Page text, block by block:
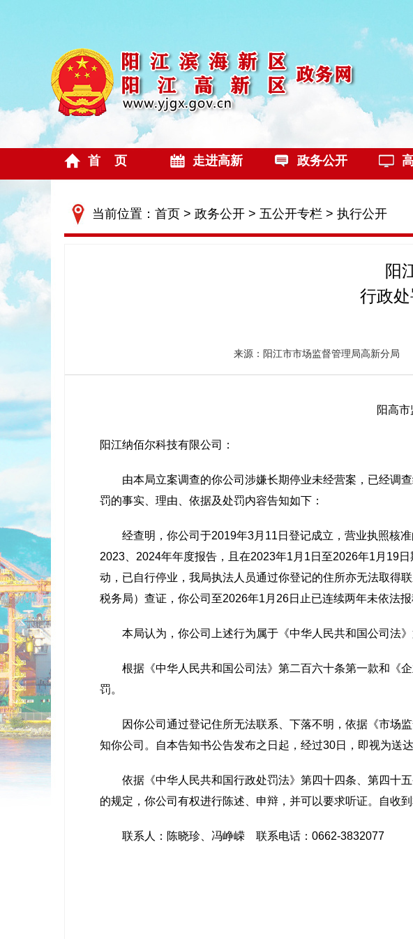
首 页 走进高新 政务公开
当前位置： 首页 > 政务公开 > 五公开专栏 > 执行公开
阳
行政
来源：阳江市市场监督管理局高新分局
阳高
阳江纳佰尔科技有限公司：
由本局立案调查的你公司涉嫌长期停业未经营案，已经调查
罚的事实、理由、依据及处罚内容告知如下：
经查明，你公司于2019年3月11日登记成立，营业执照核准
2023、2024年年度报告，且在2023年1月1日至2026年1月19
动，已自行停业，我局执法人员通过你登记的住所亦无法取得
税务局）查证，你公司至2026年1月26日止已连续两年未依法报
本局认为，你公司上述行为属于《中华人民共和国公司法》
根据《中华人民共和国公司法》第二百六十条第一款和《企
罚。
因你公司通过登记住所无法联系、下落不明，依据《市场监
知你公司。自本告知书公告发布之日起，经过30日，即视为送达
依据《中华人民共和国行政处罚法》第四十四条、第四十五
的规定，你公司有权进行陈述、申辩，并可以要求听证。自收
联系人：陈晓珍、冯峥嵘 联系电话：0662-3832077